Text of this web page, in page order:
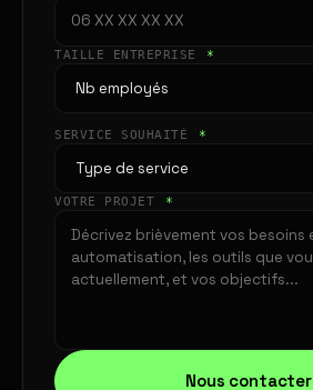
TAILLE ENTREPRISE *
SERVICE SOUHAITÉ *
VOTRE PROJET *
Nous contacter